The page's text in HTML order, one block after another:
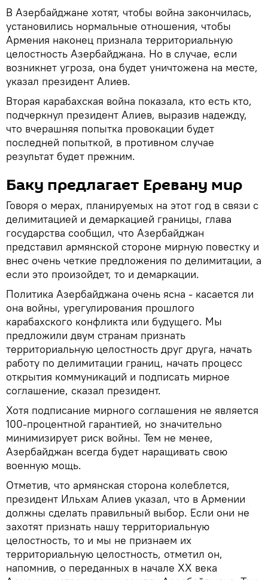
В Азербайджане хотят, чтобы война закончилась,
установились нормальные отношения, чтобы
Армения наконец признала территориальную
целостность Азербайджана. Но в случае, если
возникнет угроза, она будет уничтожена на месте,
указал президент Алиев.
Вторая карабахская война показала, кто есть кто,
подчеркнул президент Алиев, выразив надежду,
что вчерашняя попытка провокации будет
последней попыткой, в противном случае
результат будет прежним.
Баку предлагает Еревану мир
Говоря о мерах, планируемых на этот год в связи с
делимитацией и демаркацией границы, глава
государства сообщил, что Азербайджан
представил армянской стороне мирную повестку и
внес очень четкие предложения по делимитации, а
если это произойдет, то и демаркации.
Политика Азербайджана очень ясна - касается ли
она войны, урегулирования прошлого
карабахского конфликта или будущего. Мы
предложили двум странам признать
территориальную целостность друг друга, начать
работу по делимитации границ, начать процесс
открытия коммуникаций и подписать мирное
соглашение, сказал президент.
Хотя подписание мирного соглашения не является
100-процентной гарантией, но значительно
минимизирует риск войны. Тем не менее,
Азербайджан всегда будет наращивать свою
военную мощь.
Отметив, что армянская сторона колеблется,
президент Ильхам Алиев указал, что в Армении
должны сделать правильный выбор. Если они не
захотят признать нашу территориальную
целостность, то и мы не признаем их
территориальную целостность, отметил он,
напомнив, о переданных в начале XX века